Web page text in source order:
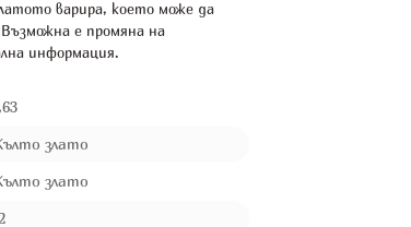
варира, което може да
е промяна на
информация.
злато
злато